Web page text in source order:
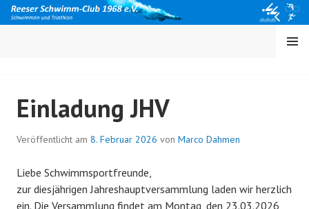
Springe
zum
MENÜ
Einladung JHV
Veröffentlicht am 8. Februar 2026 von Marco Dahmen
Liebe Schwimmsportfreunde,
zur diesjährigen Jahreshauptversammlung laden wir herzlich
ein. Die Versammlung findet am Montag, den 23.03.2026